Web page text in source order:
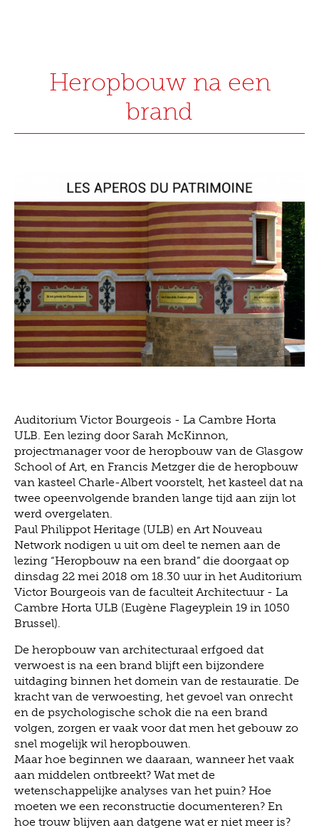
Heropbouw na een
brand
Auditorium Victor Bourgeois - La Cambre Horta
ULB. Een lezing door Sarah McKinnon,
projectmanager voor de heropbouw van de Glasgow
School of Art, en Francis Metzger die de heropbouw
van kasteel Charle-Albert voorstelt, het kasteel dat na
twee opeenvolgende branden lange tijd aan zijn lot
werd overgelaten.
Paul Philippot Heritage (ULB) en Art Nouveau
Network nodigen u uit om deel te nemen aan de
lezing “Heropbouw na een brand” die doorgaat op
dinsdag 22 mei 2018 om 18.30 uur in het Auditorium
Victor Bourgeois van de faculteit Architectuur - La
Cambre Horta ULB (Eugène Flageyplein 19 in 1050
Brussel).
De heropbouw van architecturaal erfgoed dat
verwoest is na een brand blijft een bijzondere
uitdaging binnen het domein van de restauratie. De
kracht van de verwoesting, het gevoel van onrecht
en de psychologische schok die na een brand
volgen, zorgen er vaak voor dat men het gebouw zo
snel mogelijk wil heropbouwen.
Maar hoe beginnen we daaraan, wanneer het vaak
aan middelen ontbreekt? Wat met de
wetenschappelijke analyses van het puin? Hoe
moeten we een reconstructie documenteren? En
hoe trouw blijven aan datgene wat er niet meer is?